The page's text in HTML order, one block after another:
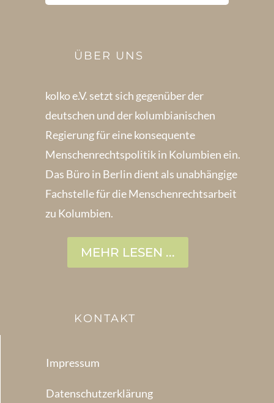
ÜBER UNS
kolko e.V. setzt sich gegenüber der
deutschen und der kolumbianischen
Regierung für eine konsequente
Menschenrechts­politik in Kolum­bien ein.
Das Büro in Berlin dient als unabhängige
Fachstelle für die Menschen­rechtsarbeit
zu Kolumbien.
MEHR LESEN ...
KONTAKT
Impressum
Datenschutzerklärung